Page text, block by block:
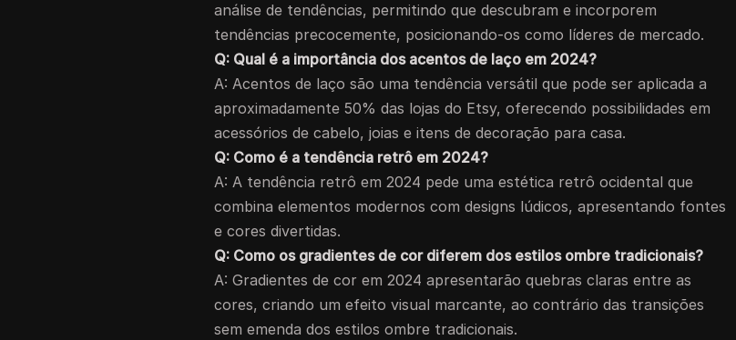
análise de tendências, permitindo que descubram e incorporem
tendências precocemente, posicionando-os como líderes de mercado.
Q: Qual é a importância dos acentos de laço em 2024?
A: Acentos de laço são uma tendência versátil que pode ser aplicada a
aproximadamente 50% das lojas do Etsy, oferecendo possibilidades em
acessórios de cabelo, joias e itens de decoração para casa.
Q: Como é a tendência retrô em 2024?
A: A tendência retrô em 2024 pede uma estética retrô ocidental que
combina elementos modernos com designs lúdicos, apresentando fontes
e cores divertidas.
Q: Como os gradientes de cor diferem dos estilos ombre tradicionais?
A: Gradientes de cor em 2024 apresentarão quebras claras entre as
cores, criando um efeito visual marcante, ao contrário das transições
sem emenda dos estilos ombre tradicionais.